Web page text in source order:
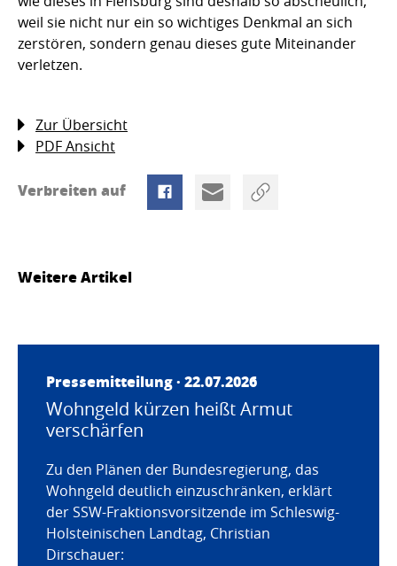
weil sie nicht nur ein so wichtiges Denkmal an sich
zerstören, sondern genau dieses gute Miteinander
verletzen.
Zur Übersicht
PDF Ansicht
Verbreiten auf
Weitere Artikel
Pressemitteilung · 22.07.2026
Wohngeld kürzen heißt Armut
verschärfen
Zu den Plänen der Bundesregierung, das
Wohngeld deutlich einzuschränken, erklärt
der SSW-Fraktionsvorsitzende im Schleswig-
Holsteinischen Landtag, Christian
Dirschauer: